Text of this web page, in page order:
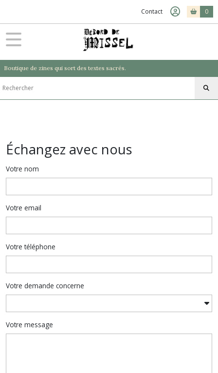
Contact 0
Boutique de zines qui sort des textes sacrés.
Échangez avec nous
Votre nom
Votre email
Votre téléphone
Votre demande concerne
Votre message